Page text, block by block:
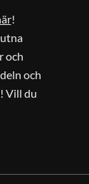
!
och
och
Vill du